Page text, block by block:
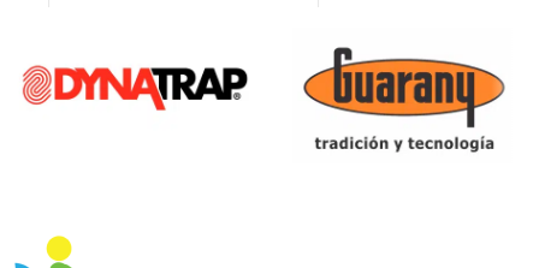
controlando en un amplio rango o
espectro.
como internas.